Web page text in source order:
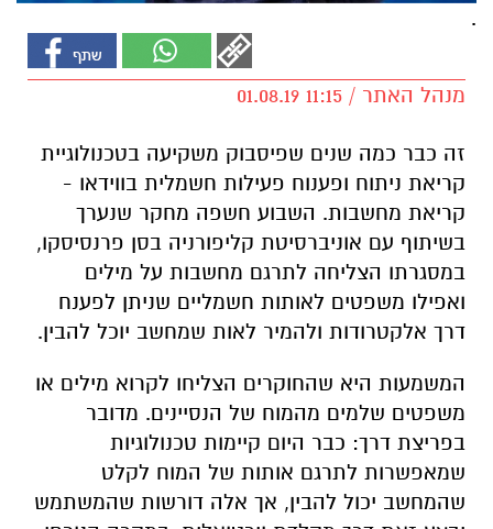
.
מנהל האתר / 11:15 01.08.19
זה כבר כמה שנים שפיסבוק משקיעה בטכנולוגיית
קריאת ניתוח ופענוח פעילות חשמלית בווידאו -
קריאת מחשבות. השבוע חשפה מחקר שנערך
בשיתוף עם אוניברסיטת קליפורניה בסן פרנסיסקו,
במסגרתו הצליחה לתרגם מחשבות על מילים
ואפילו משפטים לאותות חשמליים שניתן לפענח
דרך אלקטרודות ולהמיר לאות שמחשב יוכל להבין.
המשמעות היא שהחוקרים הצליחו לקרוא מילים או
משפטים שלמים מהמוח של הנסיינים. מדובר
בפריצת דרך: כבר היום קיימות טכנולוגיות
שמאפשרות לתרגם אותות של המוח לקלט
שהמחשב יכול להבין, אך אלה דורשות שהמשתמש